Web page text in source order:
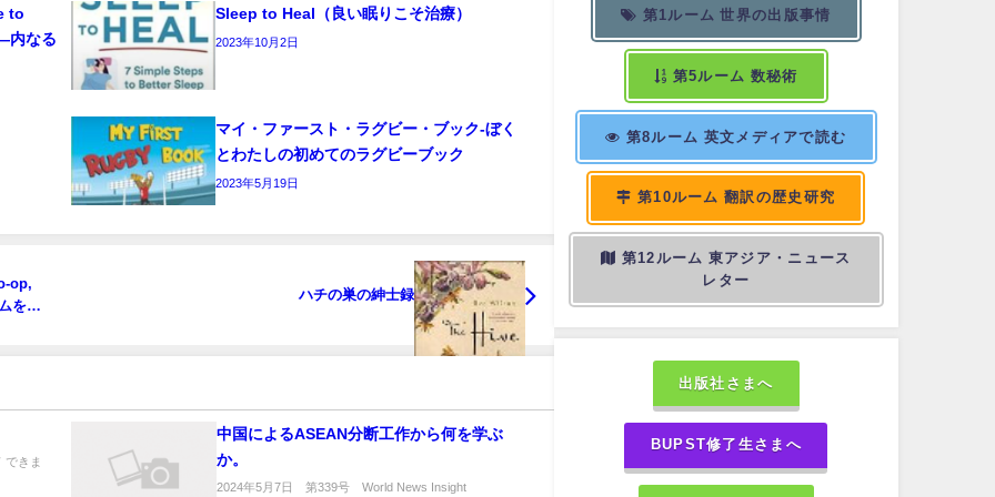
to
内なる
Sleep to Heal（良い眠りこそ治療）
2023年10月2日
マイ・ファースト・ラグビー・ブック‐ぼく
とわたしの初めてのラグビーブック
2023年5月19日
op,
を購
ハチの巣の紳士録
できま
中国によるASEAN分断工作から何を学ぶ
か。
2024年5月7日 第339号 World News Insight
第1ルーム 世界の出版事情
第5ルーム 数秘術
第8ルーム 英文メディアで読む
第10ルーム 翻訳の歴史研究
第12ルーム 東アジア・ニュース
レター
出版社さまへ
BUPST修了生さまへ